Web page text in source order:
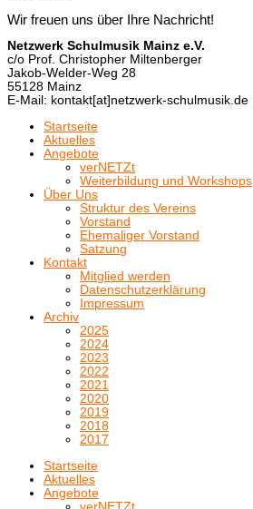
Wir freuen uns über Ihre Nachricht!
Netzwerk Schulmusik Mainz e.V.
c/o Prof. Christopher Miltenberger
Jakob-Welder-Weg 28
55128 Mainz
E-Mail: kontakt[at]netzwerk-schulmusik.de
Startseite
Aktuelles
Angebote
verNETZt
Weiterbildung und Workshops
Über Uns
Struktur des Vereins
Vorstand
Ehemaliger Vorstand
Satzung
Kontakt
Mitglied werden
Datenschutzerklärung
Impressum
Archiv
2025
2024
2023
2022
2021
2020
2019
2018
2017
Startseite
Aktuelles
Angebote